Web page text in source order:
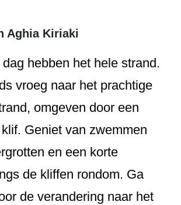
Aghia Kiriaki
hebben het hele strand.
vroeg naar het prachtige
omgeven door een
Geniet van zwemmen
en een korte
de kliffen rondom. Ga
de verandering naar het